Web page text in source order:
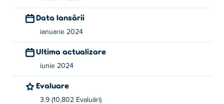
it-higher, cats-party și descent!
Cum pot juca Detective Dan gratuit?
Puteți juca Detective Dan gratuit pe Poki.
desktop?
Data lansării
ianuarie 2024
Ultima actualizare
iunie 2024
Evaluare
3.9 (10,802 Evaluări)